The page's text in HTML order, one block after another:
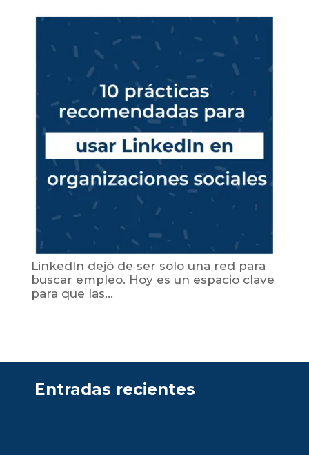
LinkedIn dejó de ser solo una red para
buscar empleo. Hoy es un espacio clave
para que las...
Entradas recientes